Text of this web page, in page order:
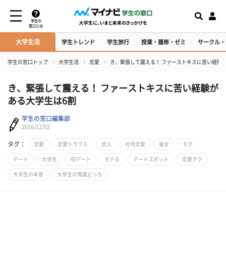
学生の
窓口とは
大学生活 学生トレンド 学生旅行 授業・履修・ゼミ サークル
学生の窓口トップ 大学生活 恋愛 き、緊張して震える！ ファーストキスに苦い経験
き、緊張して震える！ ファーストキスに苦い経験が
ある大学生は6割
学生の窓口編集部
2016/12/02
タグ： 恋愛 恋愛トラブル 恋人 社内恋愛 彼女 モテ
デート 大学生 初デート モテる デートスポット 恋愛テク
大学生の本音 大学生の常識どっち